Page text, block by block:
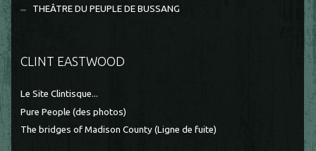
THEÂTRE DU PEUPLE DE BUSSANG
CLINT EASTWOOD
Le Site Clintisque...
Pure People (des photos)
The bridges of Madison County (Ligne de fuite)